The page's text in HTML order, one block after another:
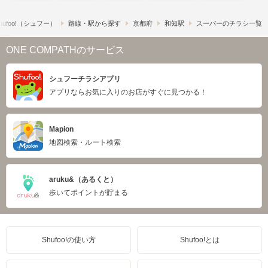
（シュフー） 路線・駅から探す 京都府 和知駅 スーパーのチラシ一覧
ONE COMPATHのサービス
シュフーチラシアプリ
アプリならお気に入りのお店がすぐに見つかる！
Mapion
地図検索・ルート検索
aruku&（あるくと）
歩いてポイントが貯まる
Shufoo!の使い方 Shufoo!とは